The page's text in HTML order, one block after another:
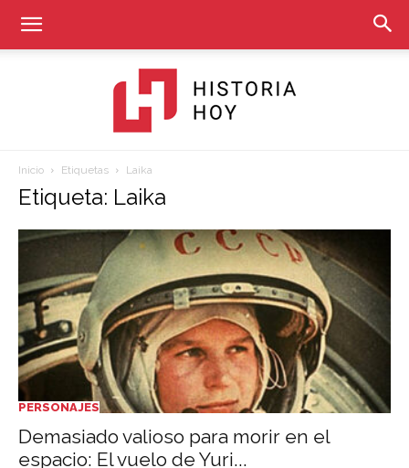
Hoy
Inicio Etiquetas Laika
Etiqueta: Laika
PERSONAJES
Demasiado valioso para morir en el
espacio: El vuelo de Yuri...